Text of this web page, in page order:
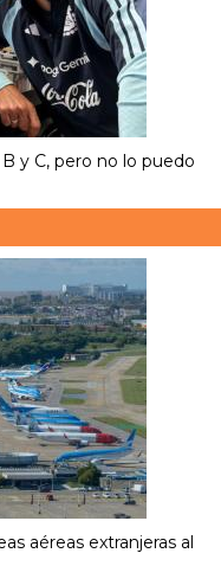
B y C, pero no lo puedo
aéreas extranjeras al